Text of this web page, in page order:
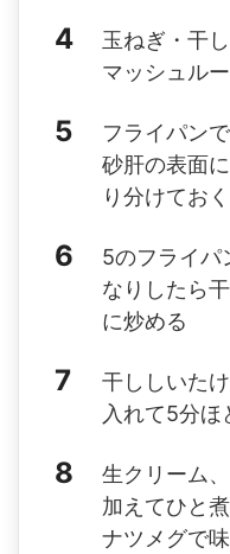
玉ねぎ・干
マッシュル
フライパン
砂肝の表面
り分けておく
5のフライパ
なりしたら
に炒める
干ししいた
入れて5分ほ
生クリーム
加えてひと
ナツメグで